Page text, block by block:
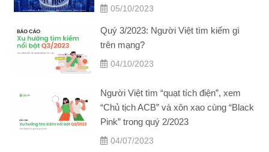
05/10/2023
Quý 3/2023: Người Việt tìm kiếm gì
trên mạng?
04/10/2023
Người Việt tìm “quạt tích điện”, xem
“Chủ tịch ACB” và xôn xao cùng “Black
Pink” trong quý 2/2023
04/07/2023